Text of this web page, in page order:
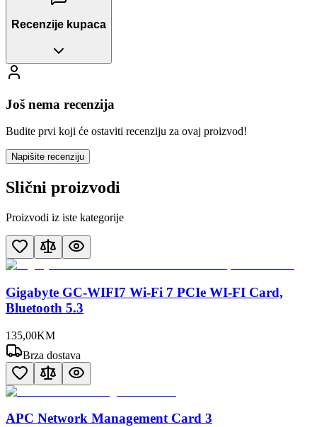
Recenzije kupaca
Još nema recenzija
Budite prvi koji će ostaviti recenziju za ovaj proizvod!
Napišite recenziju
Slični proizvodi
Proizvodi iz iste kategorije
Gigabyte GC-WIFI7 Wi-Fi 7 PCIe WI-FI Card,
Bluetooth 5.3
135,00KM
Brza dostava
APC Network Management Card 3